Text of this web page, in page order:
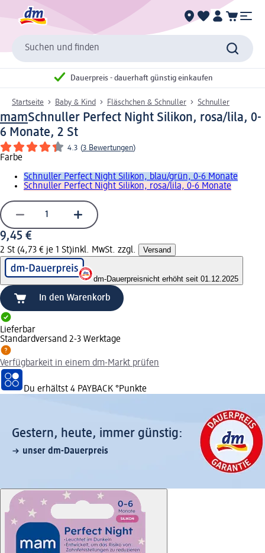
Suchen und finden
Dauerpreis - dauerhaft günstig einkaufen
Startseite Baby & Kind Fläschchen & Schnuller Schnuller
mamSchnuller Perfect Night Silikon, rosa/lila, 0-
6 Monate, 2 St
4.3 (3 Bewertungen)
Farbe
Schnuller Perfect Night Silikon, blau/grün, 0-6 Monate
Schnuller Perfect Night Silikon, rosa/lila, 0-6 Monate
9,45 €
2 St (4,73 € je 1 St)inkl. MwSt. zzgl. Versand
dm-Dauerpreisnicht erhöht seit 01.12.2025
In den Warenkorb
Lieferbar
Standardversand 2-3 Werktage
Verfügbarkeit in einem dm-Markt prüfen
Du erhältst 4 PAYBACK °Punkte
Gestern, heute, immer günstig:
unser dm-Dauerpreis